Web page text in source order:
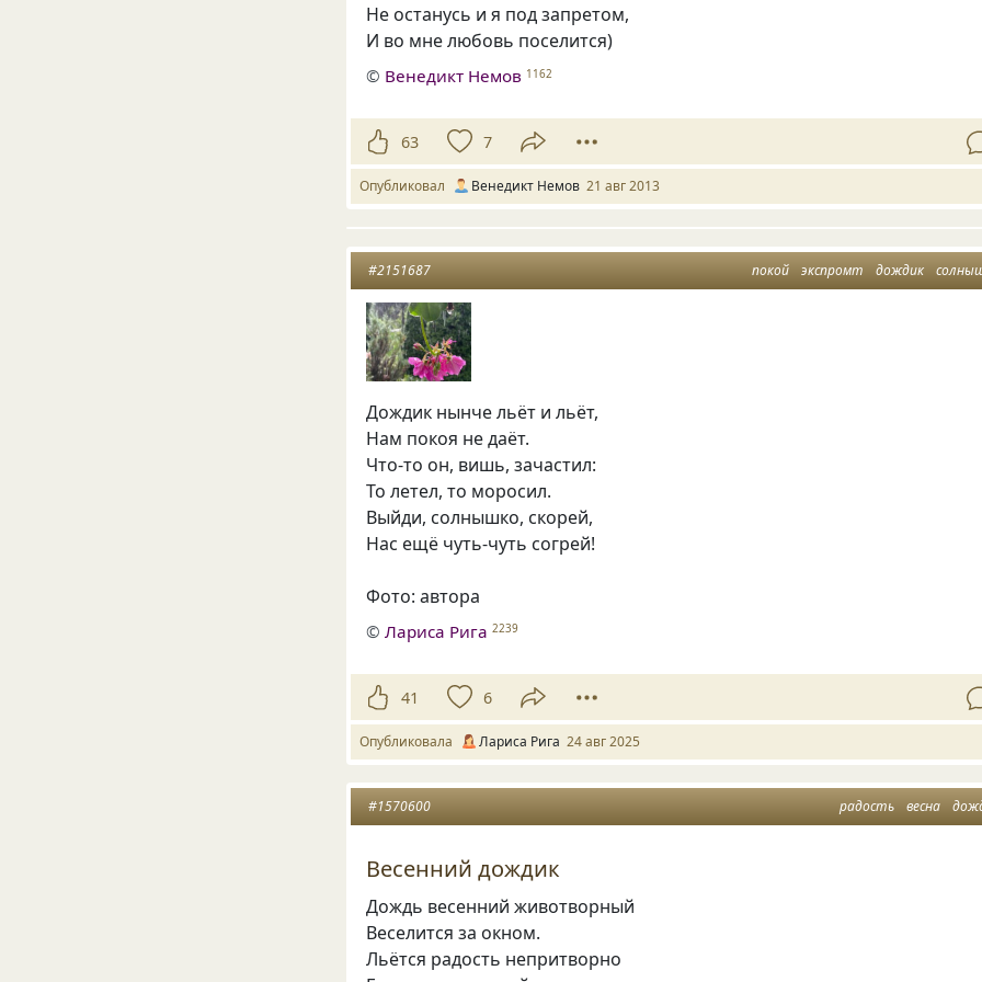
Не останусь и я под запретом,
И во мне любовь поселится)
© Венедикт Немов 1162
63 7
Опубликовал Венедикт Немов 21 авг 2013
покой экспромт дождик
#2151687
Дождик нынче льёт и льёт,
Нам покоя не даёт.
Что-то он, вишь, зачастил:
То летел, то моросил.
Выйди, солнышко, скорей,
Нас ещё чуть-чуть согрей!
Фото: автора
©Лариса Рига 2239
41 6
Опубликовала Лариса Рига 24 авг 2025
радость весна
#1570600
Весенний дождик
Дождь весенний животворный
Веселится за окном.
Льётся радость непритворно